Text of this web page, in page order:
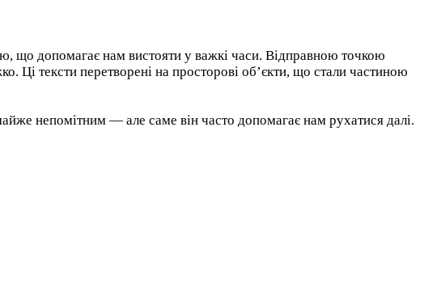
що допомагає нам вистояти у важкі часи. Відправною точкою
Ці тексти перетворені на просторові об’єкти, що стали частиною
непомітним — але саме він часто допомагає нам рухатися далі.